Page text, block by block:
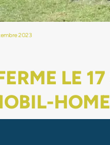
2023
LE